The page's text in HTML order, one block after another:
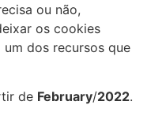
ou não,
os cookies
dos recursos que
de February/2022.